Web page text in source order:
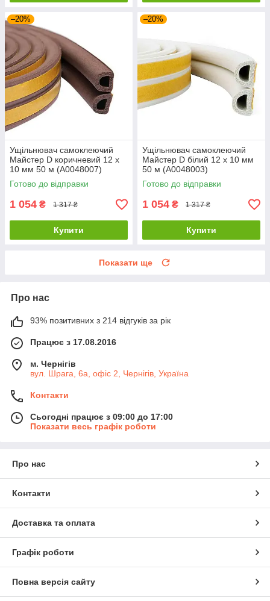
–20%
Ущільнювач самоклеючий
Майстер D коричневий 12 х
10 мм 50 м (А0048007)
Готово до відправки
1 054 ₴ 1 317 ₴
Купити
–20%
Ущільнювач самоклеючий
Майстер D білий 12 х 10 мм
50 м (А0048003)
Готово до відправки
1 054 ₴ 1 317 ₴
Купити
Показати ще
Про нас
93% позитивних з 214 відгуків за рік
Працює з 17.08.2016
м. Чернігів
вул. Шрага, 6а, офіс 2, Чернігів, Україна
Контакти
Сьогодні працює з 09:00 до 17:00
Показати весь графік роботи
Про нас
Контакти
Доставка та оплата
Графік роботи
Повна версія сайту